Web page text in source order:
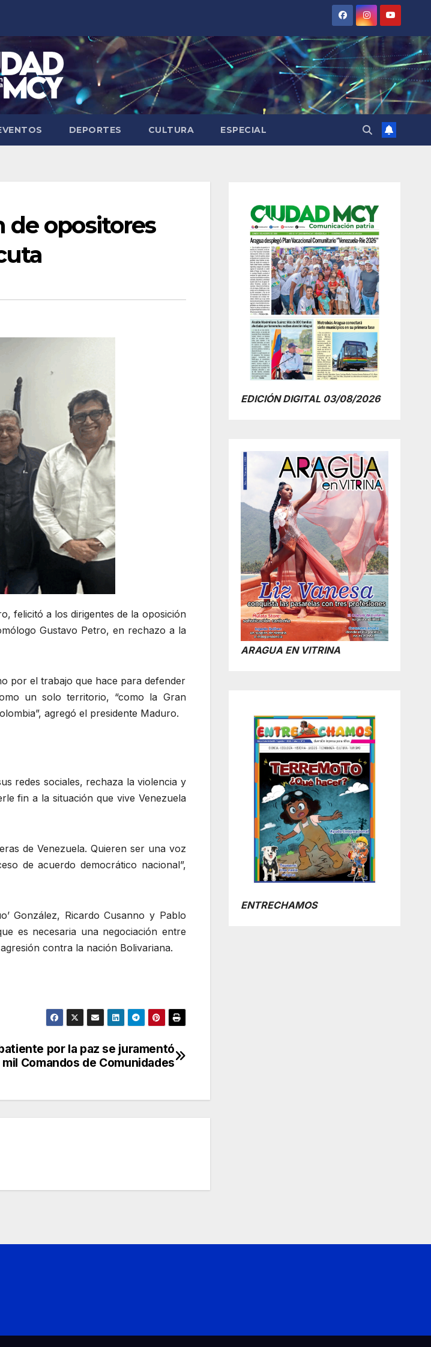
DEPORTES CULTURA ESPECIAL
de opositores
felicitó a los dirigentes de la oposición
Gustavo Petro, en rechazo a la
por el trabajo que hace para defender
un solo territorio, “como la Gran
agregó el presidente Maduro.
redes sociales, rechaza la violencia y
fin a la situación que vive Venezuela
de Venezuela. Quieren ser una voz
de acuerdo democrático nacional”,
González, Ricardo Cusanno y Pablo
es necesaria una negociación entre
contra la nación Bolivariana.
por la paz se juramentó
mil Comandos de Comunidades
EDICIÓN DIGITAL 03/08/2026
ARAGUA EN VITRINA
ENTRECHAMOS